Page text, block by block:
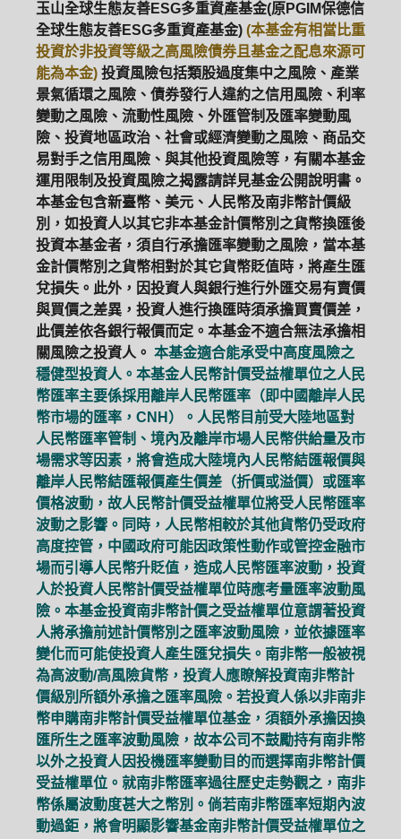
玉山全球生態友善ESG多重資產基金(原PGIM保德信
全球生態友善ESG多重資產基金) (本基金有相當比重
投資於非投資等級之高風險債券且基金之配息來源可
能為本金) 投資風險包括類股過度集中之風險、產業
景氣循環之風險、債券發行人違約之信用風險、利率
變動之風險、流動性風險、外匯管制及匯率變動風
險、投資地區政治、社會或經濟變動之風險、商品交
易對手之信用風險、與其他投資風險等，有關本基金
運用限制及投資風險之揭露請詳見基金公開說明書。
本基金包含新臺幣、美元、人民幣及南非幣計價級
別，如投資人以其它非本基金計價幣別之貨幣換匯後
投資本基金者，須自行承擔匯率變動之風險，當本基
金計價幣別之貨幣相對於其它貨幣貶值時，將產生匯
兌損失。此外，因投資人與銀行進行外匯交易有賣價
與買價之差異，投資人進行換匯時須承擔買賣價差，
此價差依各銀行報價而定。本基金不適合無法承擔相
關風險之投資人。 本基金適合能承受中高度風險之
穩健型投資人。本基金人民幣計價受益權單位之人民
幣匯率主要係採用離岸人民幣匯率（即中國離岸人民
幣市場的匯率，CNH）。人民幣目前受大陸地區對
人民幣匯率管制、境內及離岸市場人民幣供給量及市
場需求等因素，將會造成大陸境內人民幣結匯報價與
離岸人民幣結匯報價產生價差（折價或溢價）或匯率
價格波動，故人民幣計價受益權單位將受人民幣匯率
波動之影響。同時，人民幣相較於其他貨幣仍受政府
高度控管，中國政府可能因政策性動作或管控金融市
場而引導人民幣升貶值，造成人民幣匯率波動，投資
人於投資人民幣計價受益權單位時應考量匯率波動風
險。本基金投資南非幣計價之受益權單位意謂著投資
人將承擔前述計價幣別之匯率波動風險，並依據匯率
變化而可能使投資人產生匯兌損失。南非幣一般被視
為高波動/高風險貨幣，投資人應瞭解投資南非幣計
價級別所額外承擔之匯率風險。若投資人係以非南非
幣申購南非幣計價受益權單位基金，須額外承擔因換
匯所生之匯率波動風險，故本公司不鼓勵持有南非幣
以外之投資人因投機匯率變動目的而選擇南非幣計價
受益權單位。就南非幣匯率過往歷史走勢觀之，南非
幣係屬波動度甚大之幣別。倘若南非幣匯率短期內波
動過鉅，將會明顯影響基金南非幣計價受益權單位之